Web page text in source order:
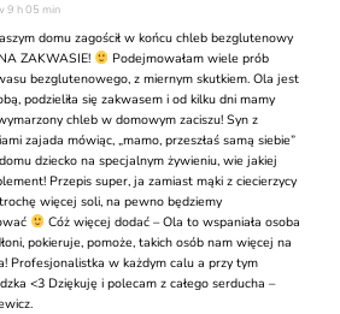
9 h 05 min
domu zagościł w końcu chleb bezglutenowy
ZAKWASIE!
Podejmowałam wiele prób
bezglutenowego, z miernym skutkiem. Ola jest
podzieliła się zakwasem i od kilku dni mamy
chleb w domowym zaciszu! Syn z
zajada mówiąc, „mamo, przeszłaś samą siebie”
dziecko na specjalnym żywieniu, wie jakiej
Przepis super, ja zamiast mąki z ciecierzycy
więcej soli, na pewno będziemy
Cóż więcej dodać – Ola to wspaniała osoba
pokieruje, pomoże, takich osób nam więcej na
Profesjonalistka w każdym calu a przy tym
<3 Dziękuję i polecam z całego serducha –